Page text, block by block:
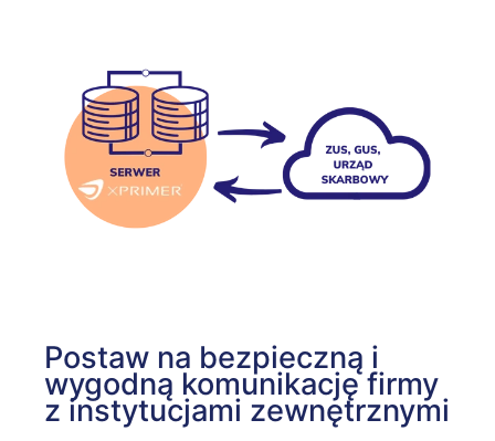
Postaw na bezpieczną i
wygodną komunikację firmy
z instytucjami zewnętrznymi